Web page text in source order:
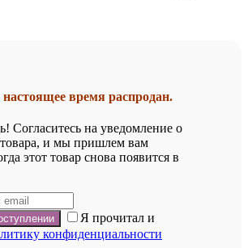
время распродан.
Согласитесь на уведомление о
и мы пришлем вам
этот товар снова появится в
Я прочитал и
конфиденциальности